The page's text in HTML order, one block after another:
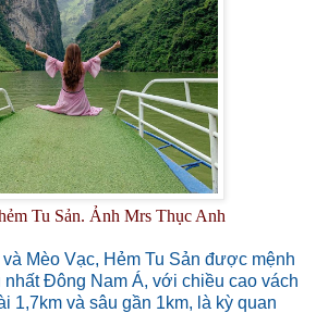
Tu Sản. Ảnh Mrs Thục Anh
Mèo Vạc, Hẻm Tu Sản được mệnh
Đông Nam Á, với chiều cao vách
1,7km và sâu gần 1km, là kỳ quan